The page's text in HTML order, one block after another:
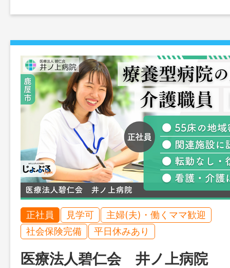
正社員 見学可
主婦(夫)・働くママ歓迎
社会保険完備
平日休みあり
医療法人碧仁会 井ノ上病院